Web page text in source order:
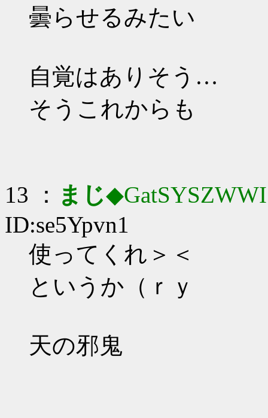
曇らせるみたい
自覚はありそう…
そうこれからも
13 ： まじ◆GatSYSZWWI
ID:se5Ypvn1
使ってくれ＞＜
というか（ｒｙ
天の邪鬼